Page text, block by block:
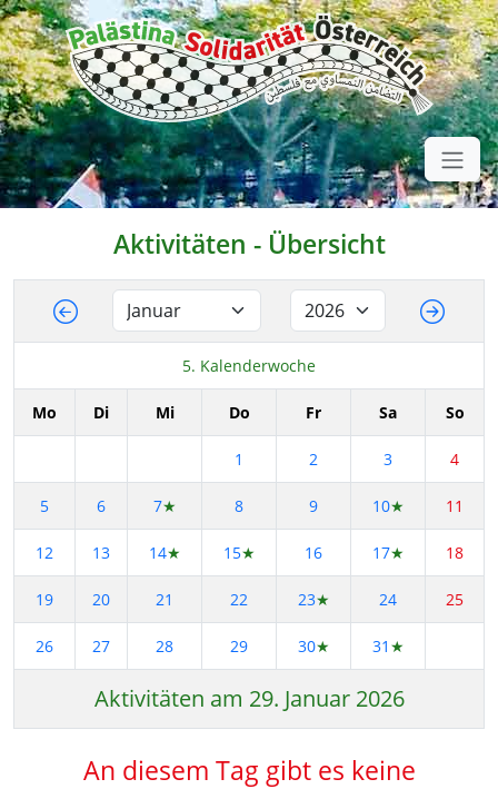
Aktivitäten - Übersicht
5. Kalenderwoche
Mo Di Mi Do Fr Sa So
1 2 3 4
5 6 7★ 8 9 10★ 11
12 13 14★ 15★ 16 17★ 18
19 20 21 22 23★ 24 25
26 27 28 29 30★ 31 ★
Aktivitäten am 29. Januar 2026
An diesem Tag gibt es keine